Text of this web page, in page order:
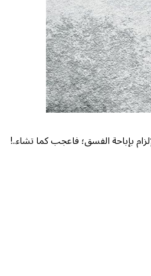
بإباحة الفسق؛ فاعجب كما تشاء..!